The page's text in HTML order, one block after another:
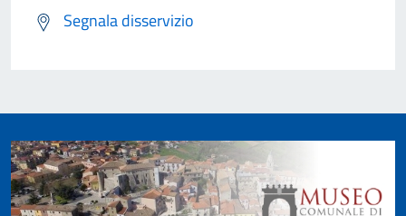
Segnala disservizio